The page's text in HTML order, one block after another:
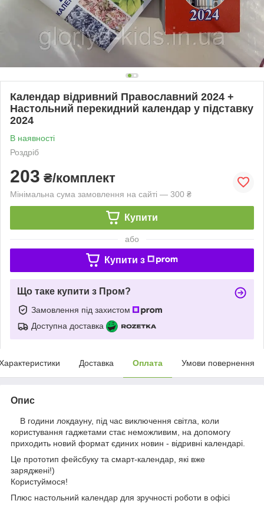
Календар відривний Православний 2024 +
Настольний перекидний календар у підставку
2024
В наявності
Роздріб
203 ₴/комплект
Мінімальна сума замовлення на сайті — 300 ₴
Купити
або
Купити з
Що таке купити з Пром?
Замовлення під захистом
Доступна доставка
Доставка Оплата Умови повернення
Опис
В години локдауну, під час виключення світла, коли
користування гаджетами стає неможливим, на допомогу
приходить новий формат єдиних новин - відривні календарі.
Це прототип фейсбуку та смарт-календар, які вже
заряджені!)
Користуймося!
Плюс настольний календар для зручності роботи в офісі